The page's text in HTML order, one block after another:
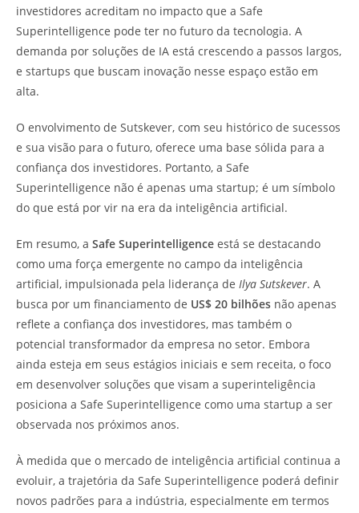
investidores acreditam no impacto que a Safe
Superintelligence pode ter no futuro da tecnologia. A
demanda por soluções de IA está crescendo a passos largos,
e startups que buscam inovação nesse espaço estão em
alta.
O envolvimento de Sutskever, com seu histórico de sucessos
e sua visão para o futuro, oferece uma base sólida para a
confiança dos investidores. Portanto, a Safe
Superintelligence não é apenas uma startup; é um símbolo
do que está por vir na era da inteligência artificial.
Em resumo, a Safe Superintelligence está se destacando
como uma força emergente no campo da inteligência
artificial, impulsionada pela liderança de Ilya Sutskever. A
busca por um financiamento de US$ 20 bilhões não apenas
reflete a confiança dos investidores, mas também o
potencial transformador da empresa no setor. Embora
ainda esteja em seus estágios iniciais e sem receita, o foco
em desenvolver soluções que visam a superinteligência
posiciona a Safe Superintelligence como uma startup a ser
observada nos próximos anos.
À medida que o mercado de inteligência artificial continua a
evoluir, a trajetória da Safe Superintelligence poderá definir
novos padrões para a indústria, especialmente em termos